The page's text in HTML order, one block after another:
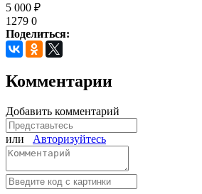
5 000 ₽
1279 0
Поделиться:
Комментарии
Добавить комментарий
или Авторизуйтесь